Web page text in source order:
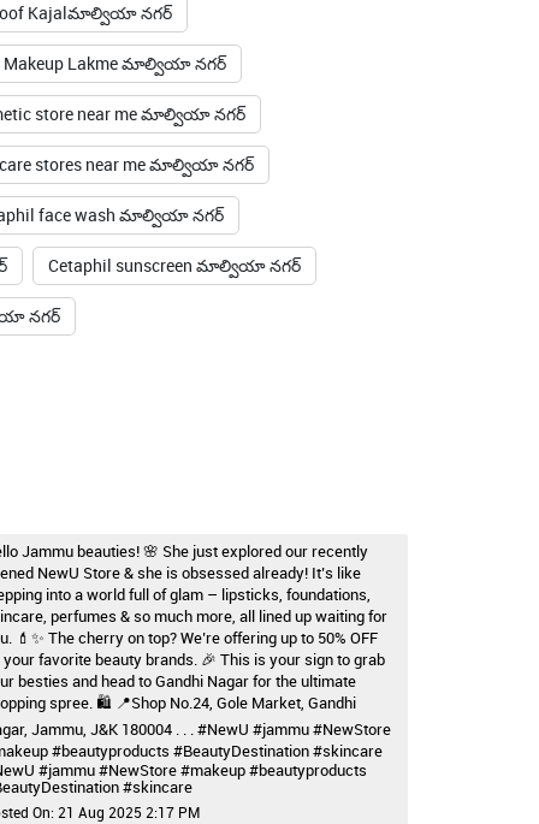
Kajalమాల్వియా నగర్
Makeup Lakme మాల్వియా నగర్
store near me మాల్వియా నగర్
stores near me మాల్వియా నగర్
face wash మాల్వియా నగర్
Cetaphil sunscreen మాల్వియా నగర్
నగర్
Jammu beauties! 🌸 She just explored our recently
NewU Store & she is obsessed already! It’s like
into a world full of glam – lipsticks, foundations,
perfumes & so much more, all lined up waiting for
💄✨ The cherry on top? We’re offering up to 50% OFF
your favorite beauty brands. 🎉 This is your sign to grab
besties and head to Gandhi Nagar for the ultimate
spree. 🛍️ 📍Shop No.24, Gole Market, Gandhi
Jammu, J&K 180004 . . . #NewU #jammu #NewStore
#beautyproducts #BeautyDestination #skincare
#jammu#NewStore#makeup#beautyproducts
#skincare
On: 21 Aug 2025 2:17 PM